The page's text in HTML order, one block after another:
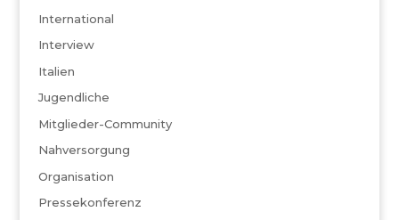
International
Interview
Italien
Jugendliche
Mitglieder-Community
Nahversorgung
Organisation
Pressekonferenz